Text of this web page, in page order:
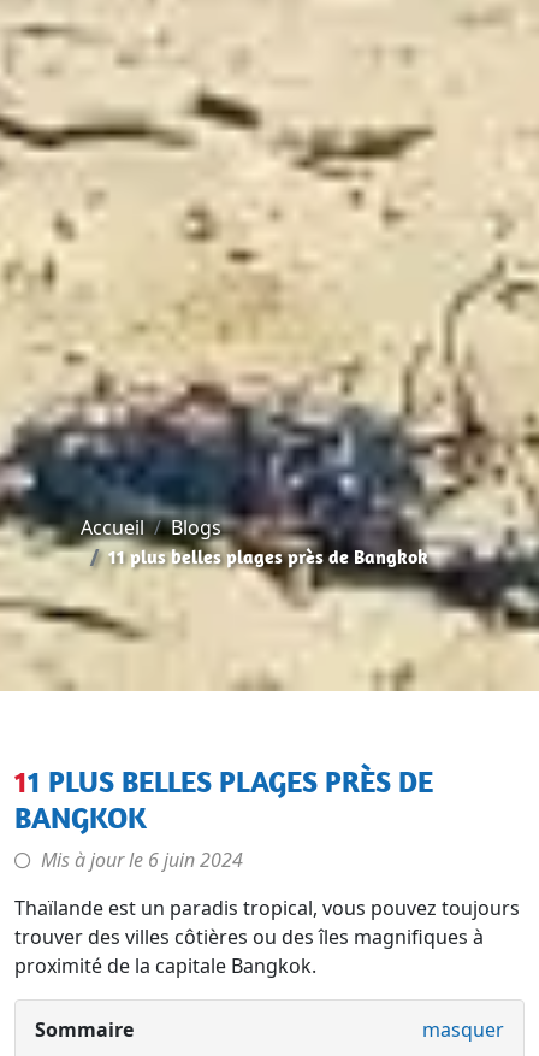
Accueil Blogs
11 plus belles plages près de Bangkok
11 PLUS BELLES PLAGES PRÈS DE
BANGKOK
Mis à jour le 6 juin 2024
Thaïlande est un paradis tropical, vous pouvez toujours
trouver des villes côtières ou des îles magnifiques à
proximité de la capitale Bangkok.
Sommaire masquer